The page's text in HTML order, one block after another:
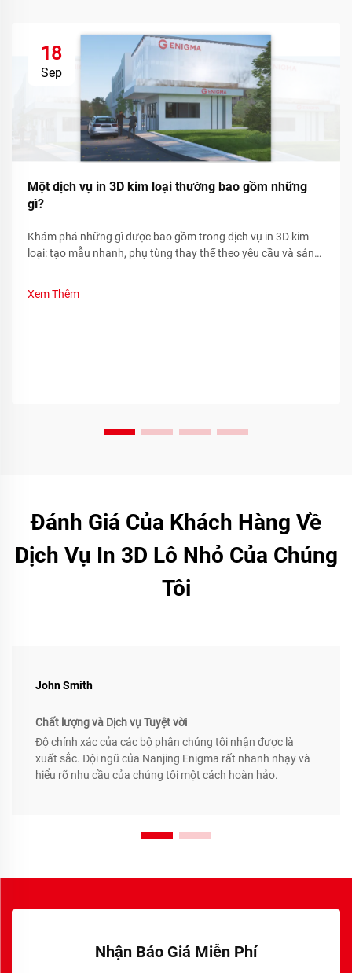
18
Sep
Một dịch vụ in 3D kim loại thường bao gồm những
gì?
Khám phá những gì được bao gồm trong dịch vụ in 3D kim
loại: tạo mẫu nhanh, phụ tùng thay thế theo yêu cầu và sản
Xem Thêm
Đánh Giá Của Khách Hàng Về
Dịch Vụ In 3D Lô Nhỏ Của Chúng
Tôi
John Smith
Chất lượng và Dịch vụ Tuyệt vời
Độ chính xác của các bộ phận chúng tôi nhận được là
xuất sắc. Đội ngũ của Nanjing Enigma rất nhanh nhạy và
hiểu rõ nhu cầu của chúng tôi một cách hoàn hảo.
Nhận Báo Giá Miễn Phí